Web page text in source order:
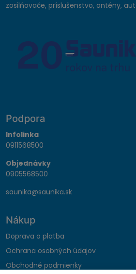
zosilňovače, príslušenstvo, antény,
Podpora
Infolinka
0911568500
Objednávky
0905568500
saunika@saunika.sk
Nákup
Doprava a platba
Ochrana osobných údajov
Obchodné podmienky